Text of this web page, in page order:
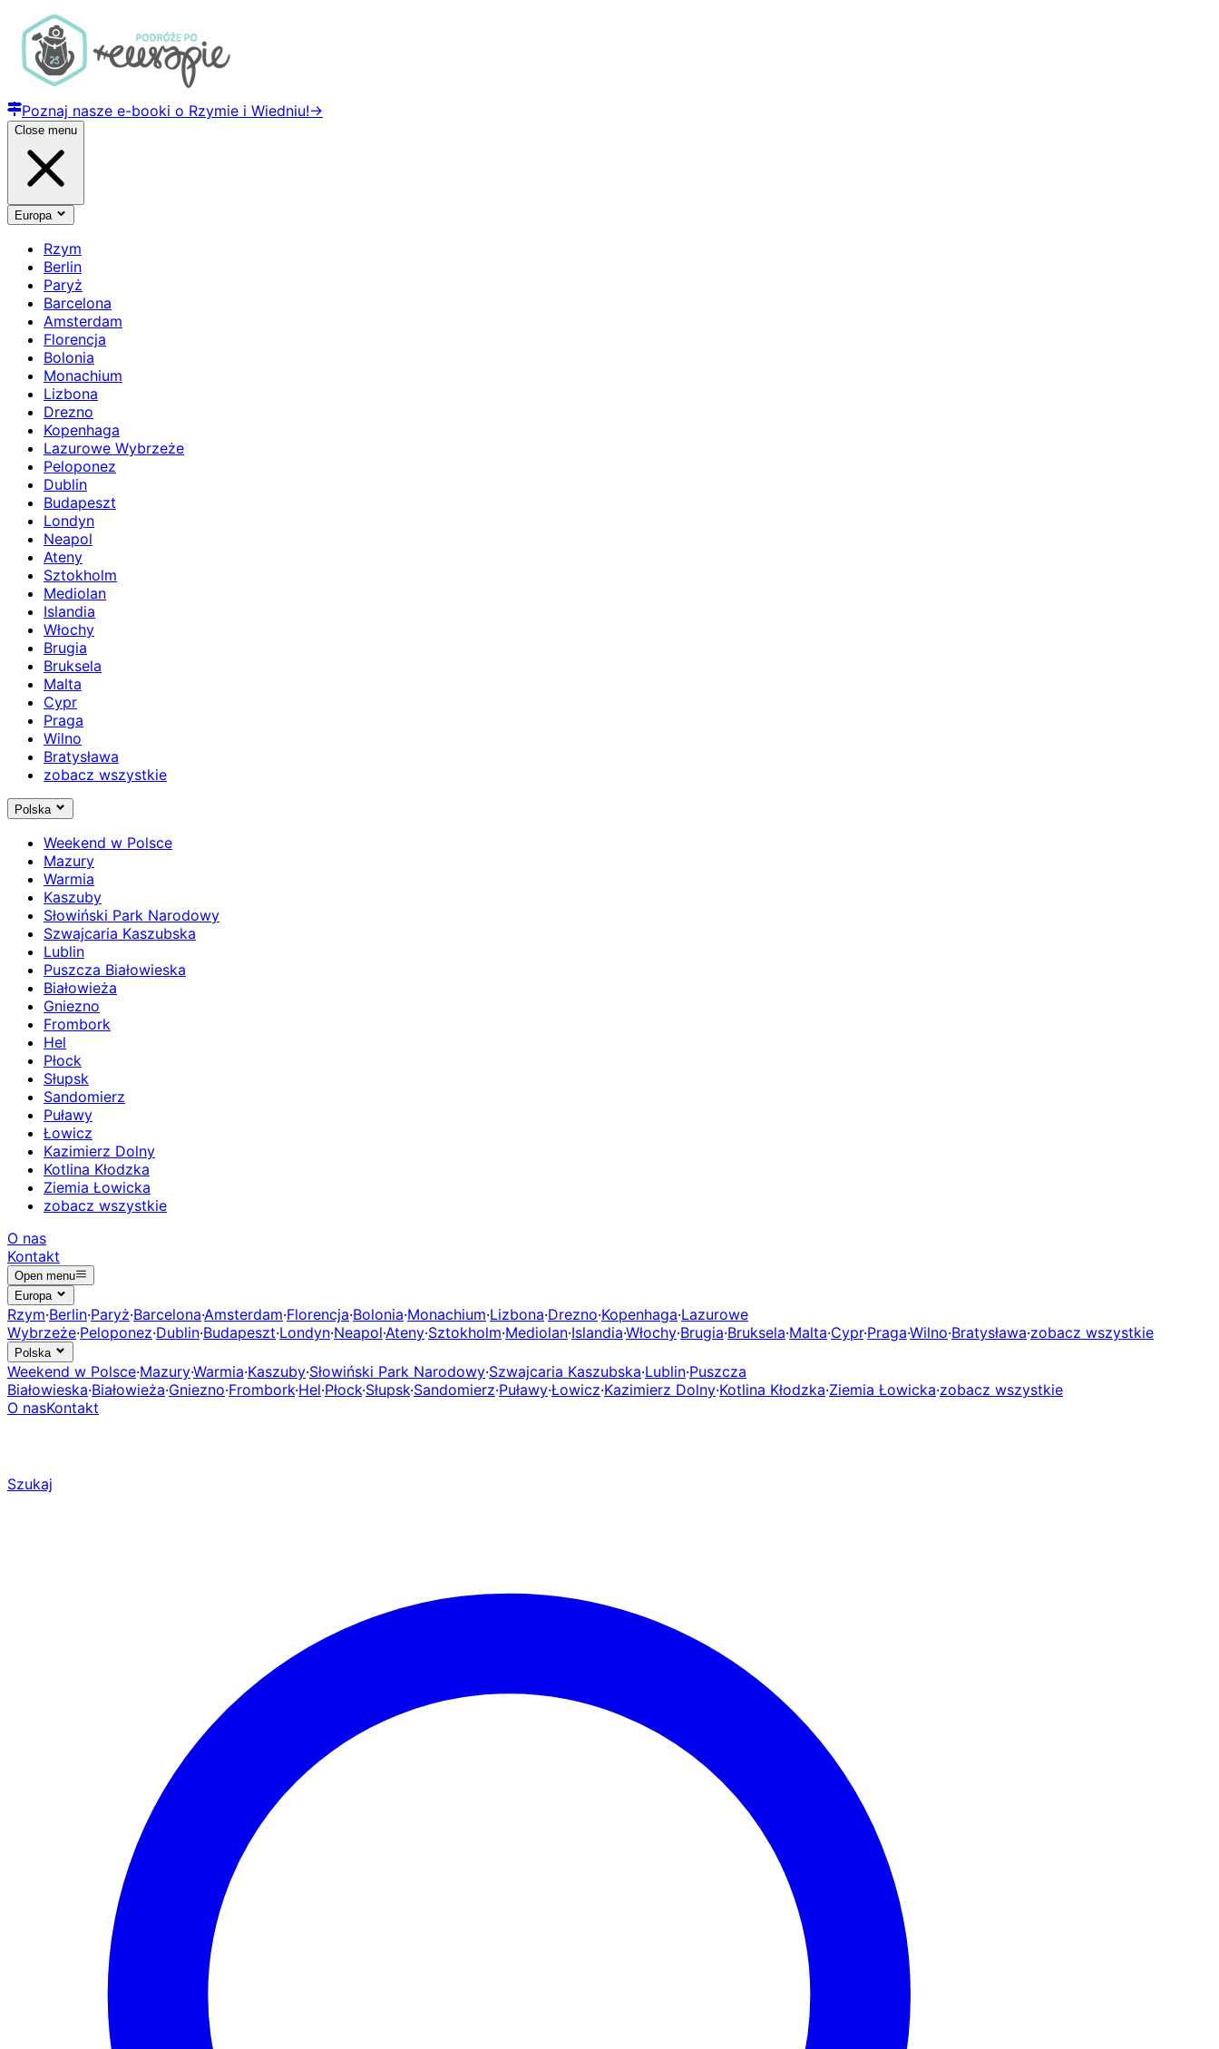
Poznaj nasze e-booki o Rzymie i Wiedniu!→
Close menu
Europa
Rzym
Berlin
Paryż
Barcelona
Amsterdam
Florencja
Bolonia
Monachium
Lizbona
Drezno
Kopenhaga
Lazurowe Wybrzeże
Peloponez
Dublin
Budapeszt
Londyn
Neapol
Ateny
Sztokholm
Mediolan
Islandia
Włochy
Brugia
Bruksela
Malta
Cypr
Praga
Wilno
Bratysława
zobacz wszystkie
Polska
Weekend w Polsce
Mazury
Warmia
Kaszuby
Słowiński Park Narodowy
Szwajcaria Kaszubska
Lublin
Puszcza Białowieska
Białowieża
Gniezno
Frombork
Hel
Płock
Słupsk
Sandomierz
Puławy
Łowicz
Kazimierz Dolny
Kotlina Kłodzka
Ziemia Łowicka
zobacz wszystkie
O nas
Kontakt
Open menu
Europa
Rzym·Berlin·Paryż·Barcelona·Amsterdam·Florencja·Bolonia·Monachium·Lizbona·Drezno·Kopenhaga·Lazurowe
Wybrzeże·Peloponez·Dublin·Budapeszt·Londyn·Neapol·Ateny·Sztokholm·Mediolan·Islandia·Włochy·Brugia·Bruksela·Malta·Cypr·Praga·Wilno·Bratysława·zobacz wszystkie
Polska
Weekend w Polsce·Mazury·Warmia·Kaszuby·Słowiński Park Narodowy·Szwajcaria Kaszubska·Lublin·Puszcza
Białowieska·Białowieża·Gniezno·Frombork·Hel·Płock·Słupsk·Sandomierz·Puławy·Łowicz·Kazimierz Dolny·Kotlina Kłodzka·Ziemia Łowicka·zobacz wszystkie
O nasKontakt
Szukaj